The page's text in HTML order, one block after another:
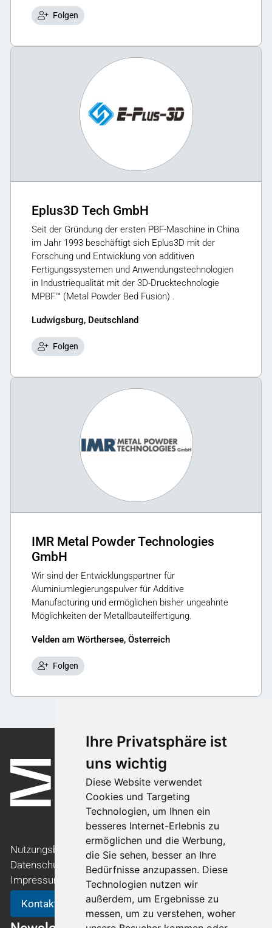
Ihre Privatsphäre ist
uns wichtig
Diese Website verwendet
Cookies und Targeting
Technologien, um Ihnen ein
besseres Internet-Erlebnis zu
ermöglichen und die Werbung,
die Sie sehen, besser an Ihre
Bedürfnisse anzupassen. Diese
Technologien nutzen wir
außerdem, um Ergebnisse zu
messen, um zu verstehen, woher
Folgen
Eplus3D Tech GmbH
Seit der Gründung der ersten PBF-Maschine in China
im Jahr 1993 beschäftigt sich Eplus3D mit der
Forschung und Entwicklung von additiven
Fertigungssystemen und Anwendungstechnologien
in Industriequalität mit der 3D-Drucktechnologie
MPBF™ (Metal Powder Bed Fusion) .
Ludwigsburg, Deutschland
Folgen
IMR Metal Powder Technologies
GmbH
Wir sind der Entwicklungspartner für
Aluminiumlegierungspulver für Additive
Manufacturing und ermöglichen bisher ungeahnte
Möglichkeiten der Metallbauteilfertigung.
Velden am Wörthersee, Österreich
Folgen
Nutzungsbedingungen
Datenschutzerklärung
Impressum
Kontakt